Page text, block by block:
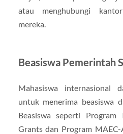
atau menghubungi
mereka.
Beasiswa Pemerintah
Mahasiswa internasional
untuk menerima beasiswa
Beasiswa seperti Program
Grants dan Program